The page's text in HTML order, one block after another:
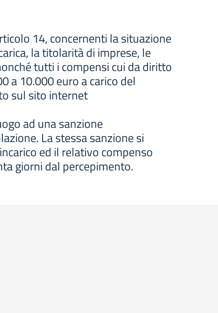
14, concernenti la situazione
la titolarità di imprese, le
tutti i compensi cui da diritto
a 10.000 euro a carico del
sul sito internet
ad una sanzione
La stessa sanzione si
ed il relativo compenso
giorni dal percepimento.